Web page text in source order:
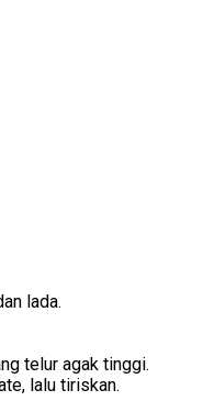
lada.
telur agak tinggi.
lalu tiriskan.